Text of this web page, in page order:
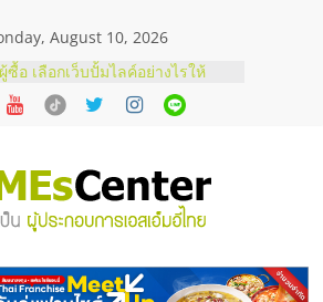
August 10, 2026
าออนไลน์ โอกาสบริหารสถานี
รน้ำมัน Shell
ซื้อ เลือกเว็บปั้มไลค์อย่างไรให้
าะห์ข้อดีและข้อควรพิจารณา
รวมคำถามยอดฮิตเกี่ยวกับการ
ลติ๊กตอกที่เจ้าของธุรกิจควรรู้
กหาเงินทุน เพิ่มสภาพคล่องให้ธุรกิจ